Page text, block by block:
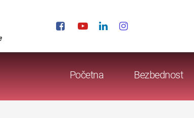
Početna Bezbednost